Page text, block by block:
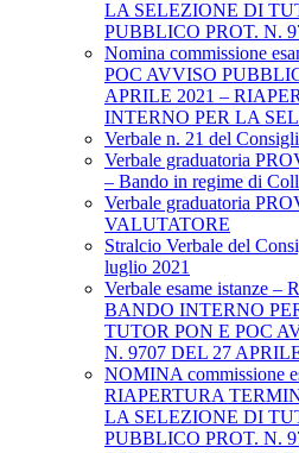
LA SELEZIONE DI
PUBBLICO PROT. N.
Nomina commissione
POC AVVISO
APRILE 2021 –
INTERNO PER LA
Verbale n. 21 del
Verbale graduatoria
– Bando in regime di
Verbale graduatoria
VALUTATORE
Stralcio Verbale del
luglio 2021
Verbale esame istanze
BANDO INTERNO
TUTOR PON E POC
N. 9707 DEL 27
NOMINA commissione
RIAPERTURA
LA SELEZIONE DI
PUBBLICO PROT. N.